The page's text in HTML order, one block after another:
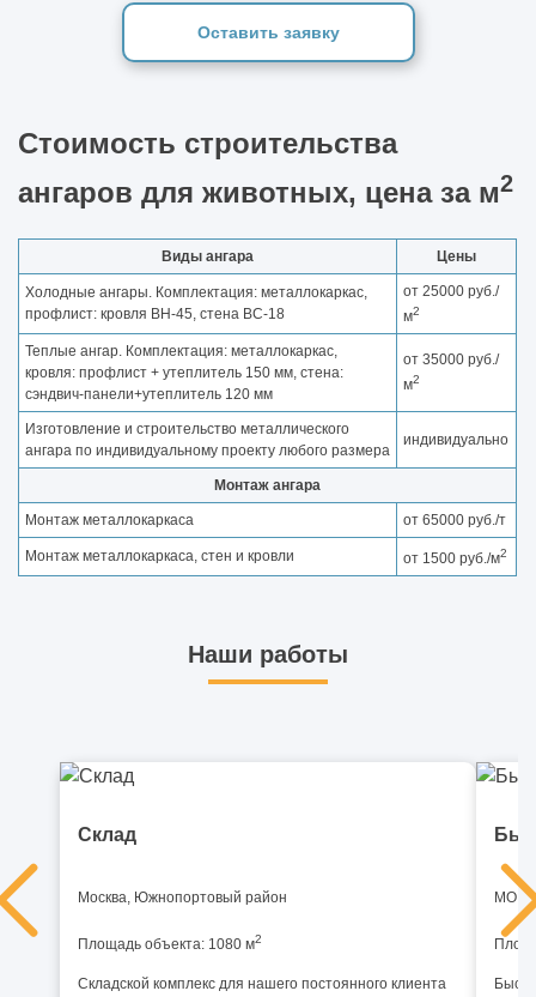
Оставить заявку
Стоимость строительства
ангаров для животных, цена за м2
Виды ангара Цены
Холодные ангары. Комплектация: металлокаркас,
профлист: кровля ВН-45, стена ВС-18
от 25000 руб./
м2
Теплые ангар. Комплектация: металлокаркас,
кровля: профлист + утеплитель 150 мм, стена:
сэндвич-панели+утеплитель 120 мм
от 35000 руб./
м2
Изготовление и строительство металлического
ангара по индивидуальному проекту любого размера
индивидуально
Монтаж ангара
Монтаж металлокаркаса от 65000 руб./т
Монтаж металлокаркаса, стен и кровли от 1500 руб./м2
Наши работы
Склад
Москва, Южнопортовый район
Площадь объекта: 1080 м2
Складской комплекс для нашего постоянного клиента
МО,